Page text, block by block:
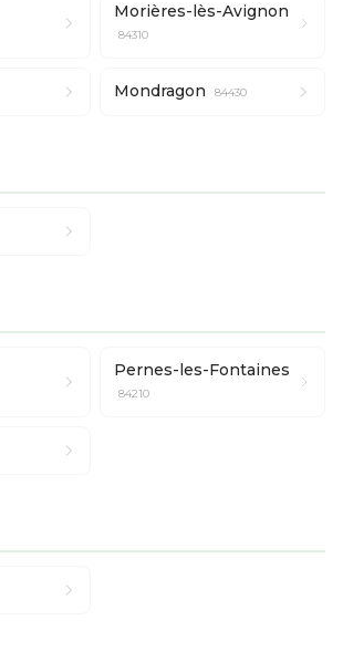
Morières-lès-Avignon
84310
Mondragon 84430
Pernes-les-Fontaines
84210